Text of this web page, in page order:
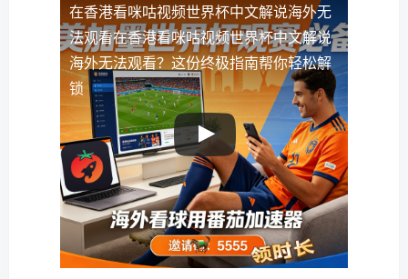
在香港看咪咕视频世界杯中文解说海外无
法观看在香港看咪咕视频世界杯中文解说
海外无法观看？这份终极指南帮你轻松解
锁